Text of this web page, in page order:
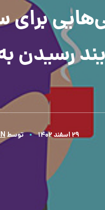
29 اسفند 1402 توسط